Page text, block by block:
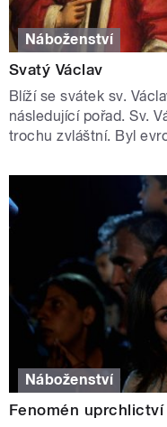
Náboženství
Svatý Václav
Blíží se svátek sv.
následující pořad. Sv.
trochu zvláštní. Byl
Náboženství
Fenomén